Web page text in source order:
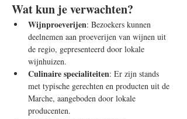
Wat kun je verwachten?
Wijnproeverijen: Bezoekers kunnen
deelnemen aan proeverijen van wijnen uit
de regio, gepresenteerd door lokale
wijnhuizen.
Culinaire specialiteiten: Er zijn stands
met typische gerechten en producten uit de
Marche, aangeboden door lokale
producenten.